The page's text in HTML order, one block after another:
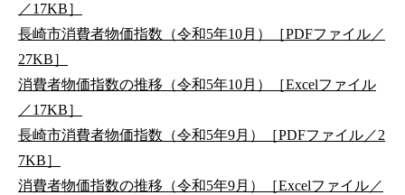
／17KB］
長崎市消費者物価指数（令和5年10月）［PDFファイル／
27KB］
消費者物価指数の推移（令和5年10月）［Excelファイル
／17KB］
長崎市消費者物価指数（令和5年9月）［PDFファイル／2
7KB］
消費者物価指数の推移（令和5年9月）［Excelファイル／